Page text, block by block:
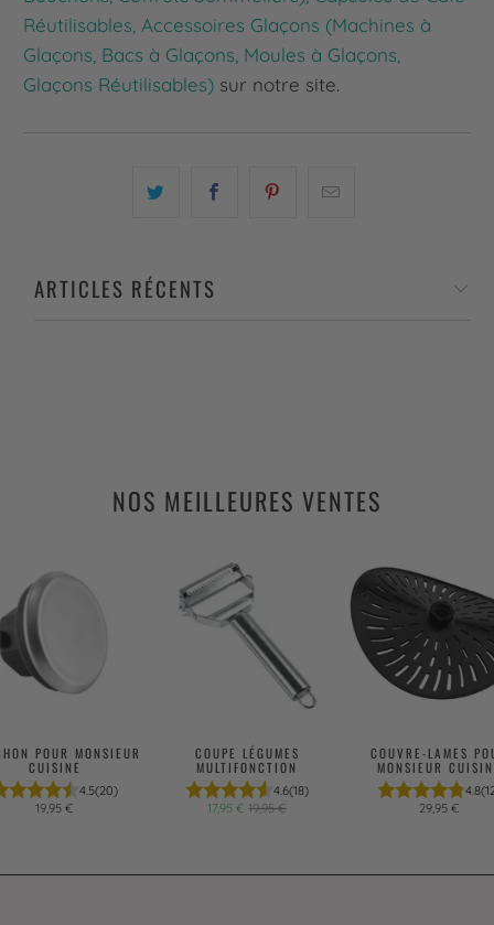
Réutilisables, Accessoires Glaçons (Machines à
Glaçons, Bacs à Glaçons, Moules à Glaçons,
Glaçons Réutilisables) sur notre site.
ARTICLES RÉCENTS
NOS MEILLEURES VENTES
POUR MONSIEUR
CUISINE
4.5(20)
19,95 €
COUPE LÉGUMES
MULTIFONCTION
4.6(18)
17,95 €19,95 €
COUVRE-LAMES
MONSIEUR
4.8
29,95 €